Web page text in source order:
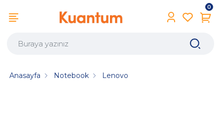
0
Anasayfa Notebook Lenovo